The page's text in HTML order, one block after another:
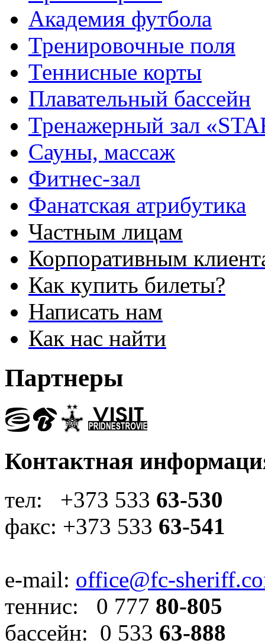
Академия футбола
Тренировочные поля
Теннисные корты
Плавательный бассейн
Тренажерный зал
Сауны, массаж
Фитнес-зал
Фанатская атрибутика
Частным лицам
Корпоративным
Как купить билеты?
Написать нам
Как нас найти
Партнеры
Контактная
тел: +373 533 63-530
факс: +373 533 63-541
e-mail: office@fc-
теннис: 0 777 80-805
бассейн: 0 533 63-888